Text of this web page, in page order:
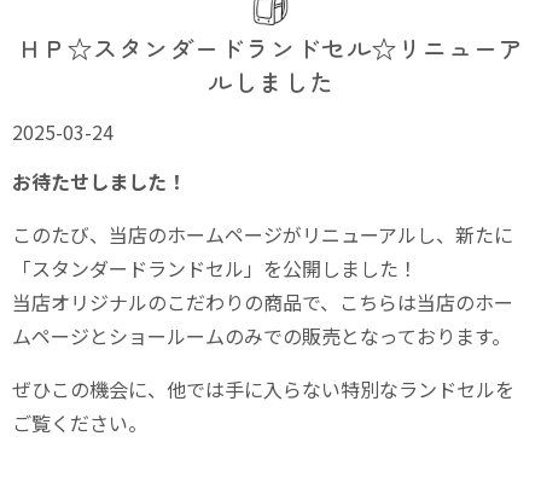
ＨＰ☆スタンダードランドセル☆リニューア
ルしました
2025-03-24
お待たせしました！
このたび、当店のホームページがリニューアルし、新たに
「スタンダードランドセル」を公開しました！
当店オリジナルのこだわりの商品で、こちらは当店のホー
ムページとショールームのみでの販売となっております。
ぜひこの機会に、他では手に入らない特別なランドセルを
ご覧ください。